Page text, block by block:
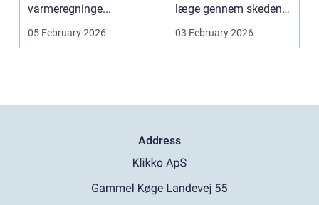
varmeregninge...
05 February 2026
læge gennem skeden
og livmoderha...
03 February 2026
Address